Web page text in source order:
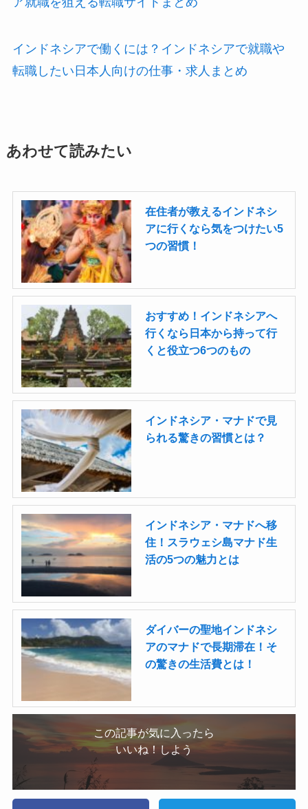
インドネシアで働くには？インドネシアで就職や
転職したい日本人向けの仕事・求人まとめ
あわせて読みたい
在住者が教えるインドネシ
アに行くなら気をつけたい5
つの習慣！
おすすめ！インドネシアへ
行くなら日本から持って行
くと役立つ6つのもの
インドネシア・マナドで見
られる驚きの習慣とは？
インドネシア・マナドへ移
住！スラウェシ島マナド生
活の5つの魅力とは
ダイバーの聖地インドネシ
アのマナドで長期滞在！そ
の驚きの生活費とは！
この記事が気に入ったら
いいね！しよう